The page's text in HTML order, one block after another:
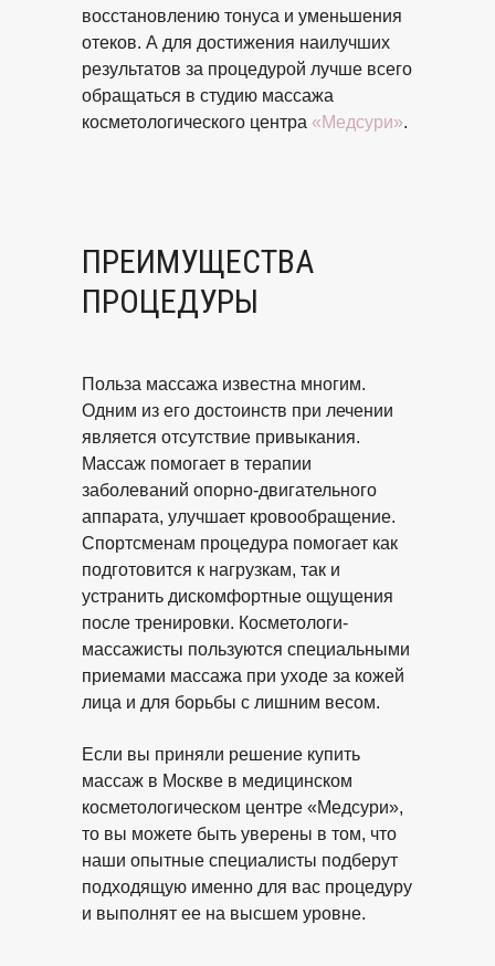
восстановлению тонуса и уменьшения
отеков. А для достижения наилучших
результатов за процедурой лучше всего
обращаться в студию массажа
косметологического центра «Медсури».
ПРЕИМУЩЕСТВА
ПРОЦЕДУРЫ
Польза массажа известна многим.
Одним из его достоинств при лечении
является отсутствие привыкания.
Массаж помогает в терапии
заболеваний опорно-двигательного
аппарата, улучшает кровообращение.
Спортсменам процедура помогает как
подготовится к нагрузкам, так и
устранить дискомфортные ощущения
после тренировки. Косметологи-
массажисты пользуются специальными
приемами массажа при уходе за кожей
лица и для борьбы с лишним весом.
Если вы приняли решение купить
массаж в Москве в медицинском
косметологическом центре «Медсури»,
то вы можете быть уверены в том, что
наши опытные специалисты подберут
подходящую именно для вас процедуру
и выполнят ее на высшем уровне.